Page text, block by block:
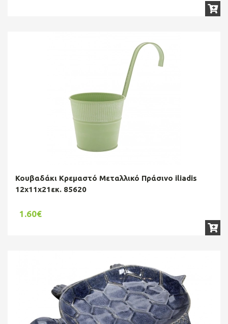
Κουβαδάκι Κρεμαστό Μεταλλικό Πράσινο iliadis
12x11x21εκ. 85620
1.60€